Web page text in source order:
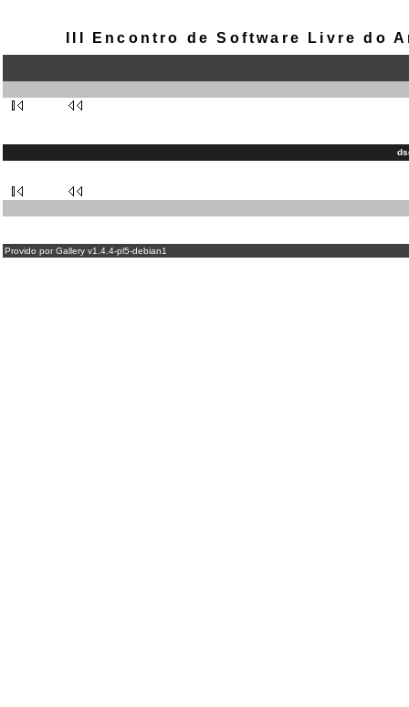
III Encontro de Software Livre do
Provido por Gallery v1.4.4-pl5-debian1